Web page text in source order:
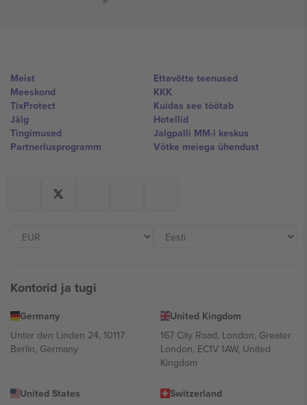
Meist
Meeskond
TixProtect
Jälg
Tingimused
Partnerlusprogramm
Ettevõtte teenused
KKK
Kuidas see töötab
Hotellid
Jalgpalli MM-i keskus
Võtke meiega ühendust
Kontorid ja tugi
Germany
Unter den Linden 24, 10117
Berlin, Germany
United Kingdom
167 City Road, London, Greater
London, EC1V 1AW, United
Kingdom
United States
Switzerland